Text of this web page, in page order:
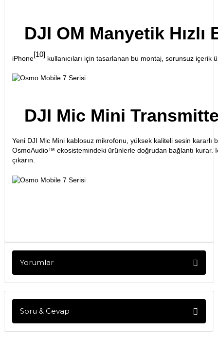
DJI OM Manyetik Hızlı
iPhone[10] kullanıcıları için tasarlanan bu montaj, sorunsuz içerik
DJI Mic Mini
Yeni DJI Mic Mini kablosuz mikrofonu, yüksek kaliteli sesin
OsmoAudio™ ekosistemindeki ürünlerle doğrudan bağlantı kurar.
çıkarın.
Yorumlar
Yorum Yaz
Soru & Cevap